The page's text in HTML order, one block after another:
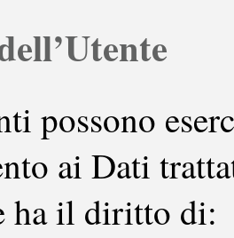
possono
ai Dati
ha il diritto di: